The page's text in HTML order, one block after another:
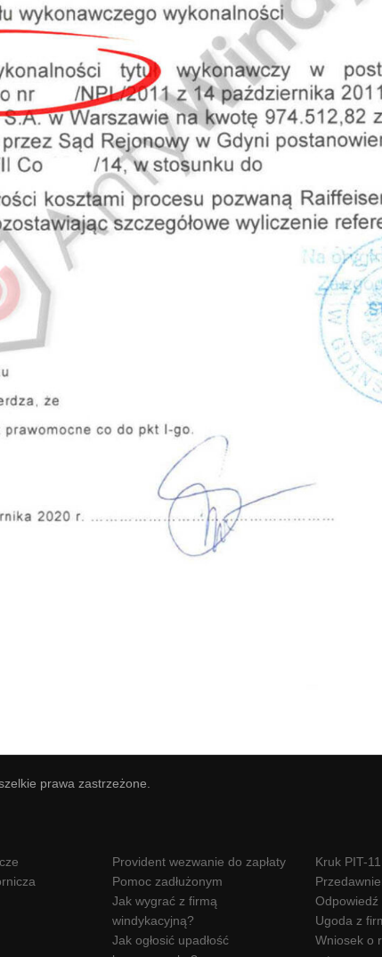
prawa zastrzeżone.
Provident wezwanie do zapłaty
Pomoc zadłużonym
Jak wygrać z firmą
windykacyjną?
Jak ogłosić upadłość
Kruk PIT-11
Odpowiedź
Ugoda z
Wniosek o